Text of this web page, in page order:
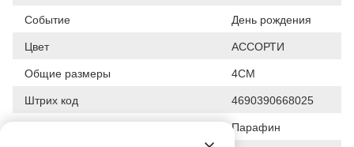
Событие День рождения
Цвет АССОРТИ
Общие размеры 4СМ
Штрих код 4690390668025
Парафин